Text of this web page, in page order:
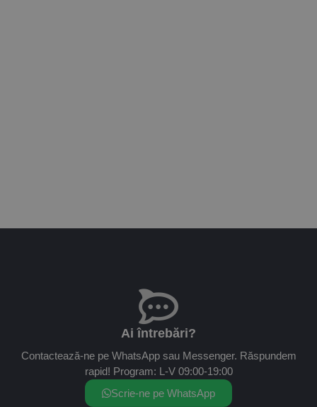
Ai întrebări?
Contactează-ne pe WhatsApp sau Messenger. Răspundem
rapid! Program: L-V 09:00-19:00
Scrie-ne pe WhatsApp